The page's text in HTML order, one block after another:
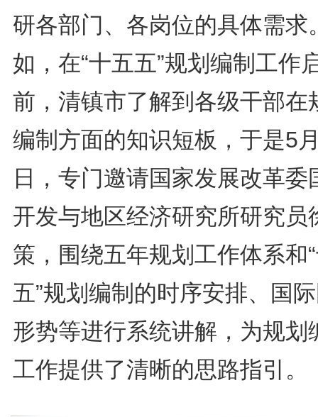
研各部门、各岗位的具体需求
如，在“十五五”规划编制工作
前，清镇市了解到各级干部在
编制方面的知识短板，于是5
日，专门邀请国家发展改革委
开发与地区经济研究所研究员
策，围绕五年规划工作体系和
五”规划编制的时序安排、国
形势等进行系统讲解，为规划
工作提供了清晰的思路指引。